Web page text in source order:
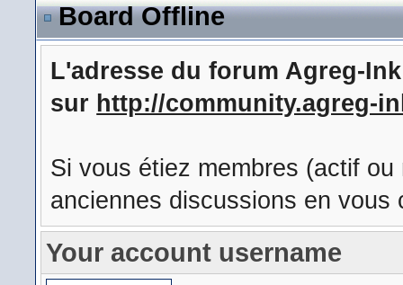
Board Offline
L'adresse du forum Agreg-
sur http://community.agreg-
Si vous étiez membres (actif
anciennes discussions en
Your account username